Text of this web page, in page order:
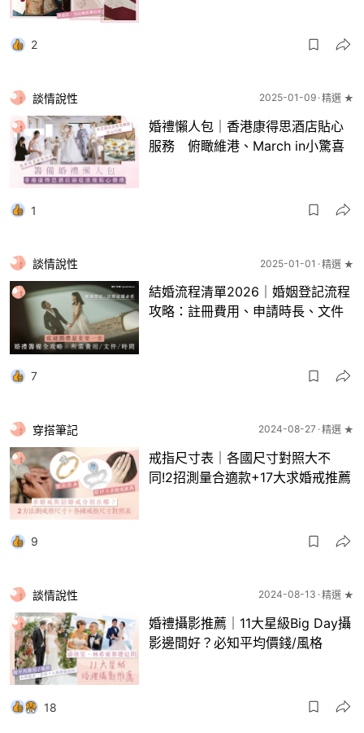
2
談情說性 2025-01-09 精選 ★
婚禮懶人包｜香港康得思酒店貼心
服務 俯瞰維港、March in小驚喜
1
談情說性 2025-01-01 精選 ★
結婚流程清單2026｜婚姻登記流程
攻略：註冊費用、申請時長、文件
7
穿搭筆記 2024-08-27 精選 ★
戒指尺寸表｜各國尺寸對照大不
同!2招測量合適款+17大求婚戒推薦
9
談情說性 2024-08-13 精選 ★
婚禮攝影推薦｜11大星級Big Day攝
影邊間好？必知平均價錢/風格
18